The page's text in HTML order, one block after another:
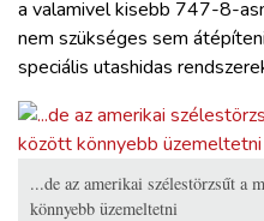
a valamivel kisebb 747-8-
nem szükséges sem
speciális utashidas
...de az amerikai szélestörzsűt a
könnyebb üzemeltetni